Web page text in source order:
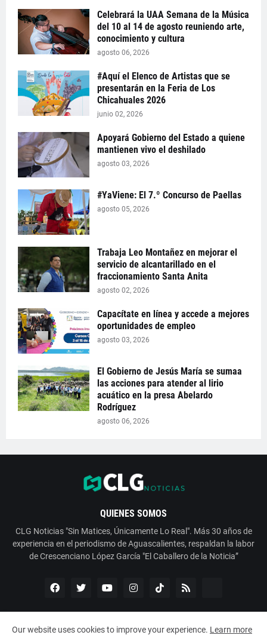
Celebrará la UAA Semana de la Música
del 10 al 14 de agosto reuniendo arte,
conocimiento y cultura
agosto 06, 2026
#Aquí el Elenco de Artistas que se
presentarán en la Feria de Los
Chicahuales 2026
junio 02, 2026
Apoyará Gobierno del Estado a quiene
mantienen vivo el deshilado
agosto 03, 2026
#YaViene: El 7.º Concurso de Paellas
agosto 05, 2026
Trabaja Leo Montañez en mejorar el
servicio de alcantarillado en el
fraccionamiento Santa Anita
agosto 02, 2026
Capacítate en línea y accede a mejores
oportunidades de empleo
agosto 03, 2026
El Gobierno de Jesús María se sumaa
las acciones para atender al lirio
acuático en la presa Abelardo
Rodríguez
agosto 06, 2026
QUIENES SOMOS
CLG Noticias "Sin Matices, Únicamente Lo Real". Más 30 años de
experiencia en el periodismo de Aguascalientes, respaldan la labor
de Crescenciano López García "El Caballero de la Noticia”
Our website uses cookies to improve your experience. Learn more